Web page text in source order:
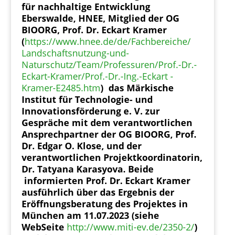
für nachhaltige Entwicklung
Eberswalde, HNEE, Mitglied der OG
BIOORG, Prof. Dr. Eckart Kramer
(https://www.hnee.de/de/Fachbereiche/
Landschaftsnutzung-und-
Naturschutz/Team/Professuren/Prof.-Dr.-
Eckart-Kramer/Prof.-Dr.-Ing.-Eckart -
Kramer-E2485.htm) das Märkische
Institut für Technologie- und
Innovationsförderung e. V. zur
Gespräche mit dem verantwortlichen
Ansprechpartner der OG BIOORG, Prof.
Dr. Edgar O. Klose, und der
verantwortlichen Projektkoordinatorin,
Dr. Tatyana Karasyova. Beide
informierten Prof. Dr. Eckart Kramer
ausführlich über das Ergebnis der
Eröffnungsberatung des Projektes in
München am 11.07.2023 (siehe
WebSeite http://www.miti-ev.de/2350-2/)